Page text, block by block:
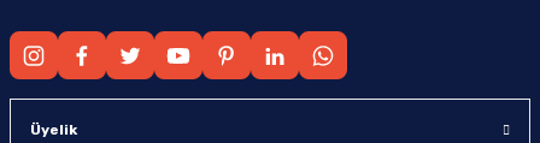
Üyelik